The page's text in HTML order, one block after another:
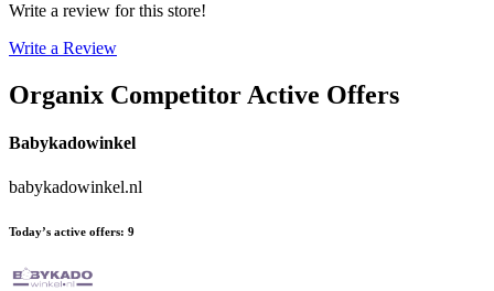
Write a review for this store!
Write a Review
Organix Competitor Active Offers
Babykadowinkel
babykadowinkel.nl
Today’s active offers: 9